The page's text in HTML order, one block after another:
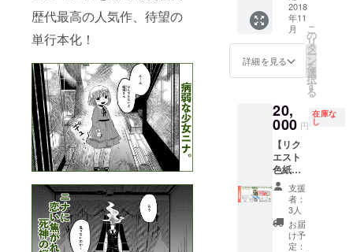
歴代最高の人気作、待望の
単行本化！
でにお
手元に
届くよ
送予定
です
行状況
によっ
ては変
動しま
す。
☆(3)(4)
電子
データ
はオン
ライン
スト
考欄に
必ずご
記入お
願いし
ます。
は、
CAMPF
IREのア
カウン
ト名を
クレ
ジット
させて
頂きま
す。
☆(2)(3)
皆さま
共通で
サイン
入り単
レジッ
ト用の
は10文
字以内
で、備
考欄に
必ずご
記入お
願いし
ます。
ご記入
もに)に
お名前
をクレ
ジット
(2)単行
本1巻
単行本1
巻(電子)
データ
(JPEG)
(4)著者
描き下
ろしお
礼イラ
スト
データ
(JPEG
・全
2018
年11
月
詳細を見る
こ
の
リ
タ
ー
ン
を
選
択
す
る
20,
000 円
在庫な
し
【リク
エスト
色紙＆
アイコ
ンコー
ス】 (1)
単行本1
巻(紙・
電子と
支援
者：
3人
お届
け予
定：